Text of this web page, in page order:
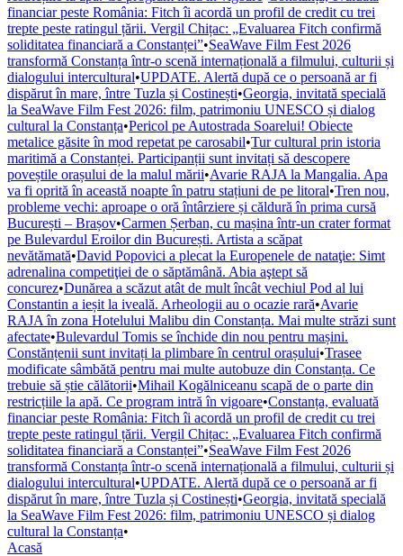
financiar peste România: Fitch îi acordă un profil de credit cu trei
trepte peste ratingul țării. Vergil Chițac: „Evaluarea Fitch confirmă
soliditatea financiară a Constanței”•SeaWave Film Fest 2026
transformă Constanța într-o scenă internațională a filmului, culturii și
dialogului intercultural•UPDATE. Alertă după ce o persoană ar fi
dispărut în mare, între Tuzla și Costinești•Georgia, invitată specială
la SeaWave Film Fest 2026: film, patrimoniu UNESCO și dialog
cultural la Constanța•Pericol pe Autostrada Soarelui! Obiecte
metalice găsite în mod repetat pe carosabil•Tur cultural prin istoria
maritimă a Constanței. Participanții sunt invitați să descopere
poveștile orașului de la malul mării•Avarie RAJA la Mangalia. Apa
va fi oprită în această noapte în patru stațiuni de pe litoral•Tren nou,
probleme vechi: aproape o oră întârziere și căldură în prima cursă
București – Brașov•Carmen Șerban, cu mașina într-un crater format
pe Bulevardul Eroilor din București. Artista a scăpat
nevătămată•David Popovici a plecat la Europenele de nataţie: Simt
adrenalina competiţiei de o săptămână. Abia aştept să
concurez•Dunărea a scăzut atât de mult încât vechiul Pod al lui
Constantin a ieșit la iveală. Arheologii au o ocazie rară•Avarie
RAJA în zona Hotelului Malibu din Constanța. Mai multe străzi sunt
afectate•Bulevardul Tomis se închide din nou pentru mașini.
Constănțenii sunt invitați la plimbare în centrul orașului•Trasee
modificate sâmbătă pentru mai multe autobuze din Constanța. Ce
trebuie să știe călătorii•Mihail Kogălniceanu scapă de o parte din
restricțiile la apă. Ce program intră în vigoare•Constanța, evaluată
financiar peste România: Fitch îi acordă un profil de credit cu trei
trepte peste ratingul țării. Vergil Chițac: „Evaluarea Fitch confirmă
soliditatea financiară a Constanței”•SeaWave Film Fest 2026
transformă Constanța într-o scenă internațională a filmului, culturii și
dialogului intercultural•UPDATE. Alertă după ce o persoană ar fi
dispărut în mare, între Tuzla și Costinești•Georgia, invitată specială
la SeaWave Film Fest 2026: film, patrimoniu UNESCO și dialog
cultural la Constanța•
Acasă